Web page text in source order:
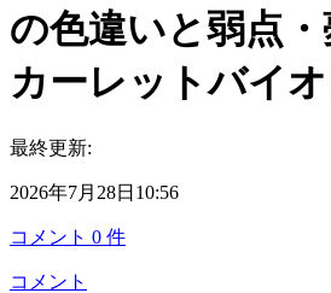
の色違いと弱点
カーレットバイオ
最終更新:
2026年7月28日10:56
コメント 0 件
コメント